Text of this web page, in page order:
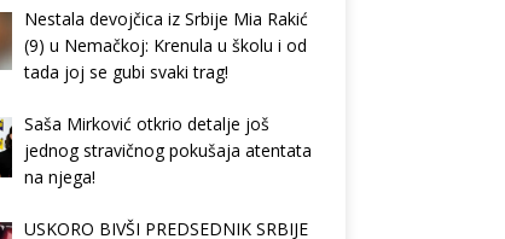
Nestala devojčica iz Srbije Mia Rakić
(9) u Nemačkoj: Krenula u školu i od
tada joj se gubi svaki trag!
Saša Mirković otkrio detalje još
jednog stravičnog pokušaja atentata
na njega!
USKORO BIVŠI PREDSEDNIK SRBIJE